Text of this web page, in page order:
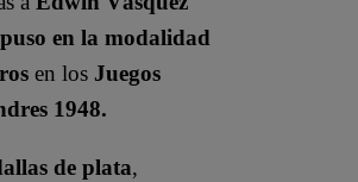
en la modalidad
en los Juegos
1948.
de plata,